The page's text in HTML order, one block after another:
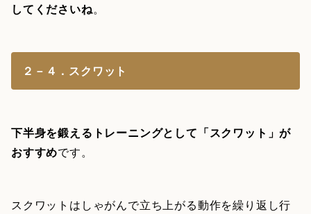
してくださいね。
２－４．スクワット
下半身を鍛えるトレーニングとして「スクワット」が
おすすめです。
スクワットはしゃがんで立ち上がる動作を繰り返し行